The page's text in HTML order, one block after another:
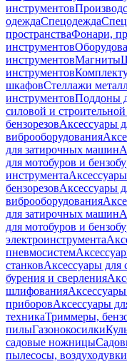
инструментов
одеждаСпецодежда
пространстваФонари,
инструментов
инструментовМагниты
инструментов
шкафовСтеллажи
инструментовПоддоны
силовой и
бензорезовАксессуары
виброоборудования
для затирочных машин
для мотобуров и
инструмента
бензорезовАксессуары
виброоборудования
для затирочных машин
для мотобуров и
электроинструмента
пневмосистем
станковАксессуары для
бурения и сверления
шлифования
приборовАксессуары
техникаТриммеры,
пилыГазонокосилки
садовые ножницы
пылесосы, воздуходувки